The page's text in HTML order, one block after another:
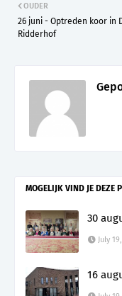
OUDER
26 juni - Optreden koor in
Ridderhof
MOGELIJK VIND JE DEZE
30
July
16